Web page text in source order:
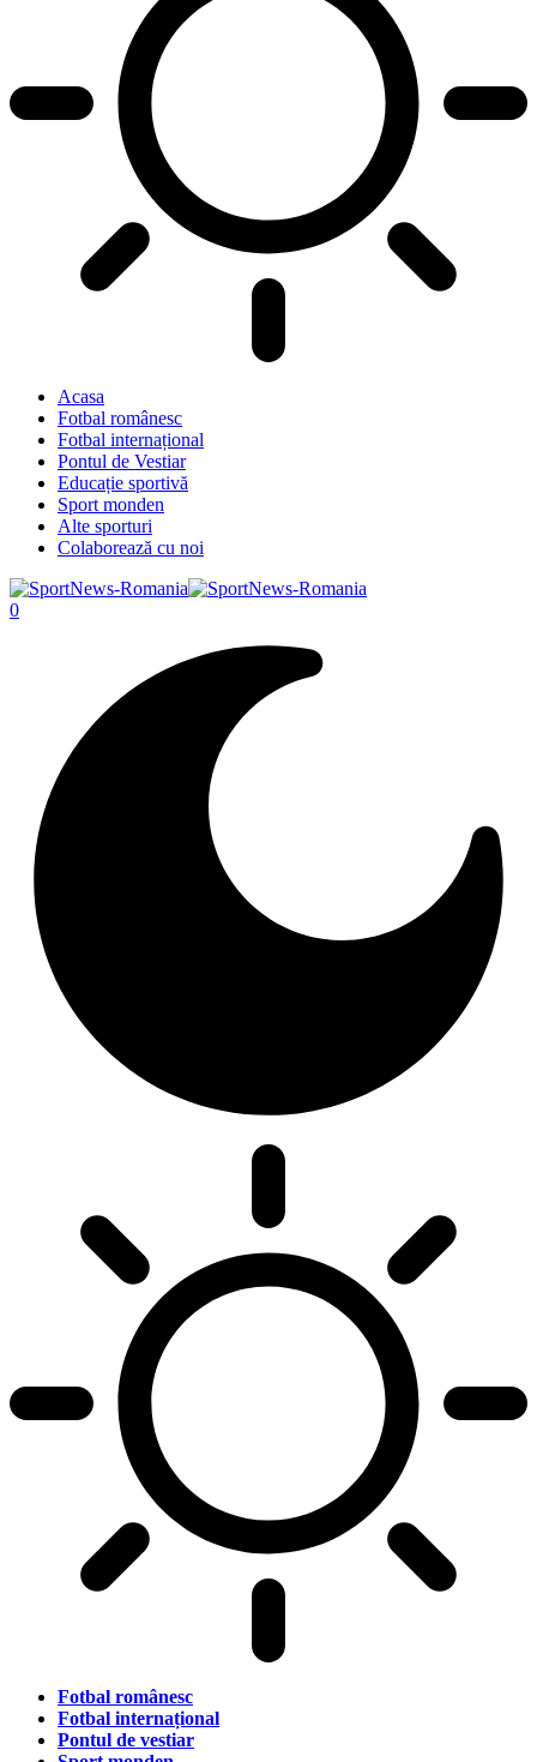
Acasa
Fotbal românesc
Fotbal internațional
Pontul de Vestiar
Educație sportivă
Sport monden
Alte sporturi
Colaborează cu noi
0
Fotbal românesc
Fotbal internațional
Pontul de vestiar